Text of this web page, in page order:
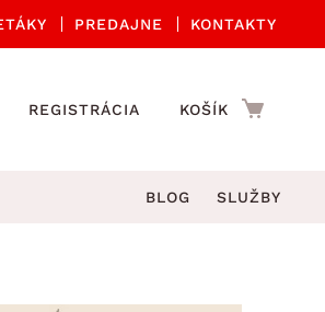
PREDAJNE KONTAKTY
REGISTRÁCIA KOŠÍK
Kuchynské príslušenstvo
BLOG SLUŽBY